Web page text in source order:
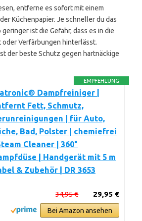
entferne es sofort mit einem
Küchenpapier. Je schneller du das
ist die Gefahr, dass es in die
Verfärbungen hinterlässt.
der beste Schutz gegen hartnäckige
EMPFEHLUNG
Dampfreiniger |
Fett, Schmutz,
| für Auto,
Bad, Polster | chemiefrei
Cleaner | 360°
| Handgerät mit 5 m
& Zubehör | DR 3653
29,95 €
34,95 €
Bei Amazon ansehen